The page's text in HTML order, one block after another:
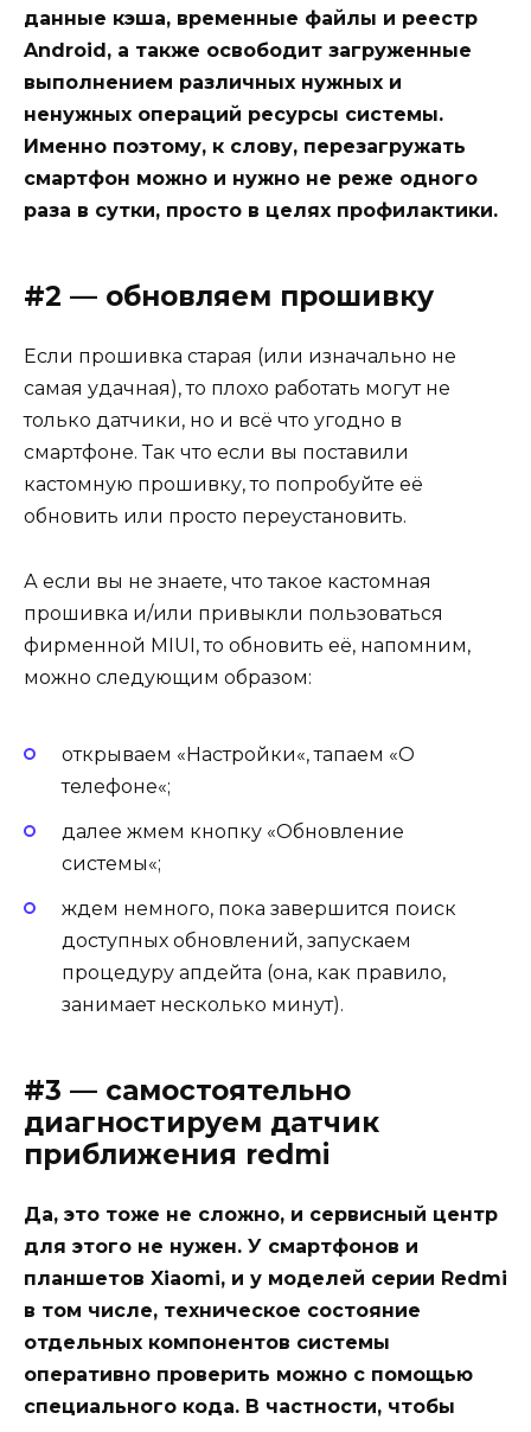
данные кэша, временные файлы и реестр
Android, а также освободит загруженные
выполнением различных нужных и
ненужных операций ресурсы системы.
Именно поэтому, к слову, перезагружать
смартфон можно и нужно не реже одного
раза в сутки, просто в целях профилактики.
#2 — обновляем прошивку
Если прошивка старая (или изначально не
самая удачная), то плохо работать могут не
только датчики, но и всё что угодно в
смартфоне. Так что если вы поставили
кастомную прошивку, то попробуйте её
обновить или просто переустановить.
А если вы не знаете, что такое кастомная
прошивка и/или привыкли пользоваться
фирменной MIUI, то обновить её, напомним,
можно следующим образом:
открываем «Настройки«, тапаем «О
телефоне«;
далее жмем кнопку «Обновление
системы«;
ждем немного, пока завершится поиск
доступных обновлений, запускаем
процедуру апдейта (она, как правило,
занимает несколько минут).
#3 — самостоятельно
диагностируем датчик
приближения redmi
Да, это тоже не сложно, и сервисный центр
для этого не нужен. У смартфонов и
планшетов Xiaomi, и у моделей серии Redmi
в том числе, техническое состояние
отдельных компонентов системы
оперативно проверить можно с помощью
специального кода. В частности, чтобы